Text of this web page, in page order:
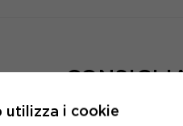
utilizza i cookie